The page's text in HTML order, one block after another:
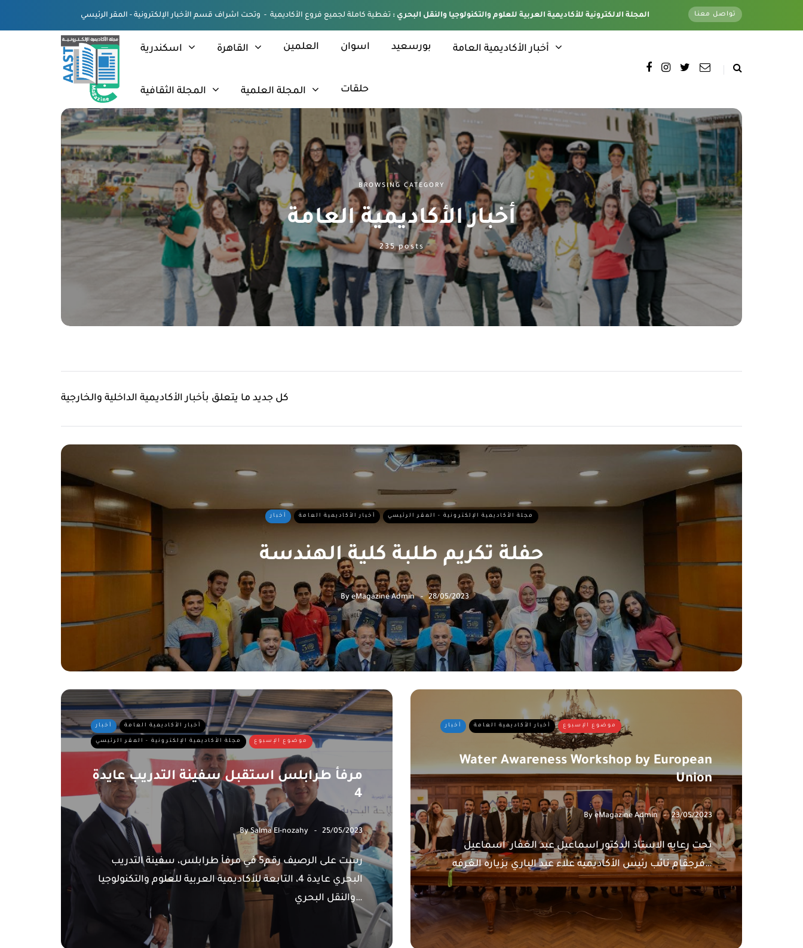
المجلة الالكترونية للأكاديمية العربية للعلوم والتكنولوجيا والنقل البحري : تواصل معنا
اسكندرية القاهرة العلمين اسوان بورسعيد أخبار الأكاديمية العامة
المجلة الثقافية المجلة العلمية حلقات
BROWSING CATEGORY
أخبار الأكاديمية العامة
235 posts
كل جديد ما يتعلق بأخبار الأكاديمية الداخلية والخارجية
أخبار أخبار الأكاديمية العامة مجلة الأكاديمية الإلكترونية - المقر الرئيسي
حفلة تكريم طلبة كلية الهندسة
By eMagazine Admin 28/05/2023
أخبار أخبار الأكاديمية العامة
مجلة الأكاديمية الإلكترونية - المقر الرئيسي موضوع الإسبوع
4
BySalma El-nozahy 25/05/2023
رست على الرصيف رقم5 في مرفأ طرابلس، سفينة التدريب
البحري عايدة 4، التابعة للأكاديمية العربية للعلوم والتكنولوجيا
والنقل البحري…
أخبار أخبار الأكاديمية العامة موضوع الإسبوع
Water Awareness Workshop by European
Union
By eMagazine Admin 23/05/2023
تحت رعايه الاستاذ الدكتور اسماعيل عبد الغفار اسماعيل
فرجقام نائب رئيس الأكاديميه علاء عبد الباري بزياره الغرفه…